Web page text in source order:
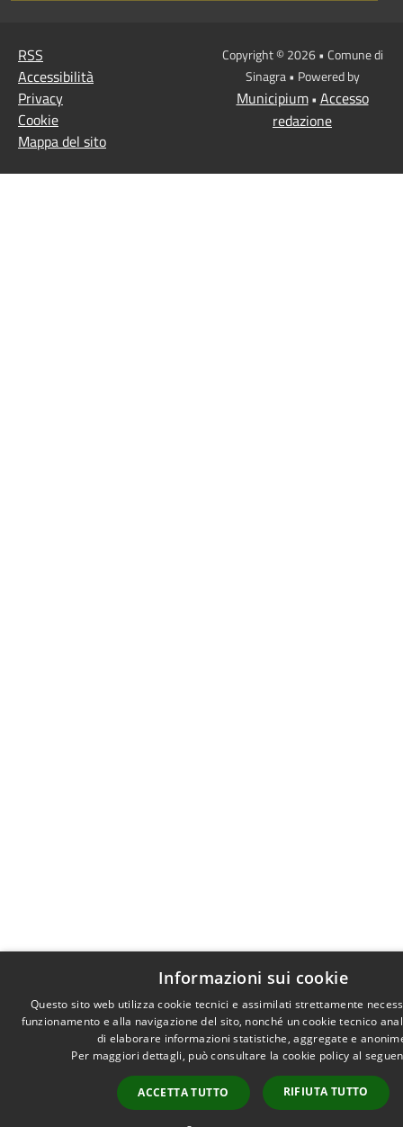
RSS
Accessibilità
Privacy
Cookie
Mappa del sito
Copyright © 2026 • Comune di
Sinagra • Powered by
Municipium• Accesso
redazione
Informazioni sui cookie
Questo sito web utilizza cookie tecnici e assimilati strettamente
funzionamento e alla navigazione del sito, nonché un cookie tecnico
di elaborare informazioni statistiche, aggregate e
Per maggiori dettagli, può consultare la cookie policy al
ACCETTA TUTTO RIFIUTA TUTTO